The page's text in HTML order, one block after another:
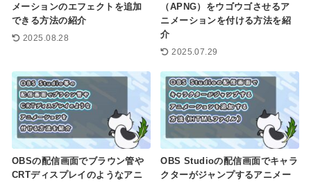
メーションのエフェクトを追加
できる方法の紹介
2025.08.28
（APNG）をウゴウゴさせるア
ニメーションを付ける方法を紹
介
2025.07.29
OBSの配信画面でブラウン管や
CRTディスプレイのようなアニ
OBS Studioの配信画面でキャラ
クターがジャンプするアニメー